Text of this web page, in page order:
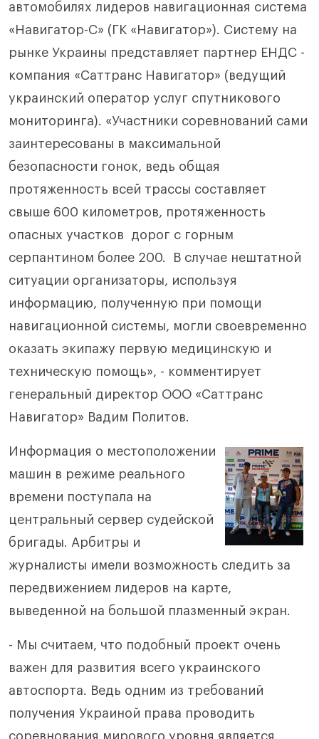
автомобилях лидеров навигационная система
«Навигатор-С» (ГК «Навигатор»). Систему на
рынке Украины представляет партнер ЕНДС -
компания «Саттранс Навигатор» (ведущий
украинский оператор услуг спутникового
мониторинга). «Участники соревнований сами
заинтересованы в максимальной
безопасности гонок, ведь общая
протяженность всей трассы составляет
свыше 600 километров, протяженность
опасных участков дорог с горным
серпантином более 200. В случае нештатной
ситуации организаторы, используя
информацию, полученную при помощи
навигационной системы, могли своевременно
оказать экипажу первую медицинскую и
техническую помощь», - комментирует
генеральный директор ООО «Саттранс
Навигатор» Вадим Политов.
Информация о местоположении
машин в режиме реального
времени поступала на
центральный сервер судейской
бригады. Арбитры и
журналисты имели возможность следить за
передвижением лидеров на карте,
выведенной на большой плазменный экран.
- Мы считаем, что подобный проект очень
важен для развития всего украинского
автоспорта. Ведь одним из требований
получения Украиной права проводить
соревнования мирового уровня является